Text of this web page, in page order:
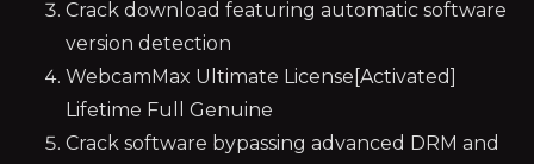
Crack download featuring automatic software
version detection
WebcamMax Ultimate License[Activated]
Lifetime Full Genuine
Crack software bypassing advanced DRM and